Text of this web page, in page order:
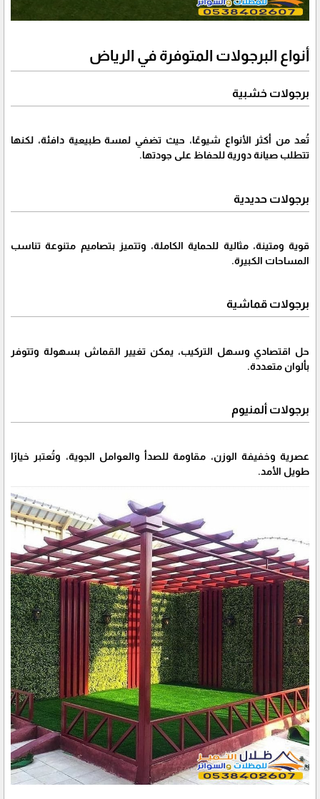
أنواع البرجولات المتوفرة في الرياض
برجولات خشبية
تُعد من أكثر الأنواع شيوعًا، حيث تضفي لمسة طبيعية دافئة، لكنها
تتطلب صيانة دورية للحفاظ على جودتها.
برجولات حديدية
قوية ومتينة، مثالية للحماية الكاملة، وتتميز بتصاميم متنوعة تناسب
المساحات الكبيرة.
برجولات قماشية
حل اقتصادي وسهل التركيب، يمكن تغيير القماش بسهولة وتتوفر
بألوان متعددة.
برجولات ألمنيوم
عصرية وخفيفة الوزن، مقاومة للصدأ والعوامل الجوية، وتُعتبر خيارًا
طويل الأمد.